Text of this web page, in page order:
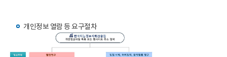
개인정보 열람 등 요구절차